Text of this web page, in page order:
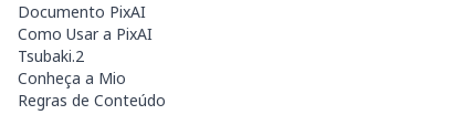
Documento PixAI
Como Usar a PixAI
Tsubaki.2
Conheça a Mio
Regras de Conteúdo